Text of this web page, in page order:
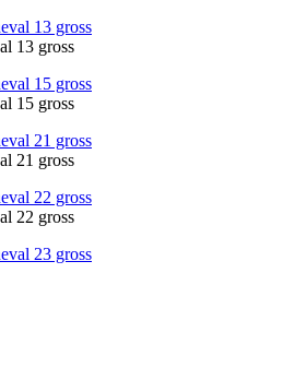
13 gross
15 gross
21 gross
22 gross